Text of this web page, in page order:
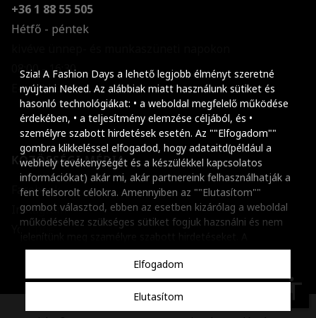
Szia! A Fashion Days a lehető legjobb élményt szeretné
nyújtani Neked. Az alábbiak miatt használunk sütiket és
hasonló technológiákat: • a weboldal megfelelő működése
érdekében, • a teljesítmény elemzése céljából, és •
személyre szabott hirdetések esetén. Az ""Elfogadom""
gombra klikkeléssel elfogadod, hogy adataitd(például a
webhely tevékenységét és a készülékkel kapcsolatos
információkat) akár mi, akár partnereink felhasználhatják a
fent felsorolt célokra. Amennyiben az ""Elutasítom""
gombot választod, ebben az esetben kizárólag a weboldal
működéséhez szükséges sütiket fogjuk hazsnálni és nem
beállításaidat bármikor módosíthatod, a ""Beállítások
kezelése"" gombra kattintva. Tudj meg többet
szabályzatunkról.
Elfogadom
Elutasítom
+36 1 88 55 505
Hétfő - péntek
08:00 - 16:30
E-mail küldése
KÖZÖSSÉGI MÉDIA
Facebook
Instagram
Youtube
accessibility
Szöveg méretének
Szóköz növelése
Szóköz csökkentése
Sortávolság
Sortávolság
Színek invertálása
Szürke
Nagy kurzor